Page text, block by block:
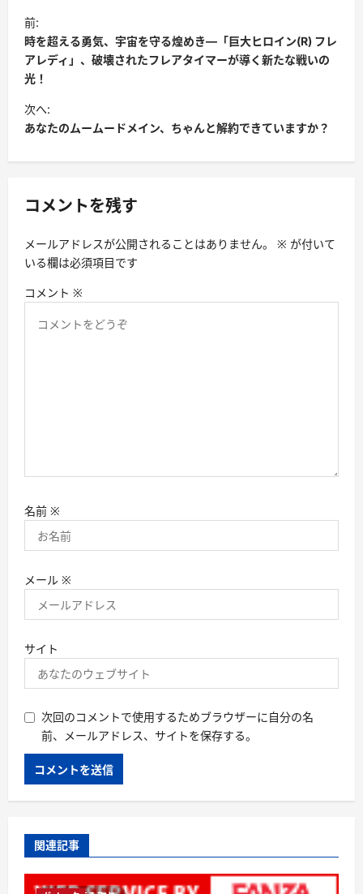
投
稿
ナ
ビ
ゲ
ー
シ
ン
前:
時を超える勇気、宇宙を守る煌めき—「巨大ヒロイン(R) フレ
アレディ」、破壊されたフレアタイマーが導く新たな戦いの
光！
次へ:
あなたのムームードメイン、ちゃんと解約できていますか？
コメントを残す
メールアドレスが公開されることはありません。 ※ が付いて
いる欄は必須項目です
コメント ※
名前 ※
メール ※
サイト
次回のコメントで使用するためブラウザーに自分の名
前、メールアドレス、サイトを保存する。
関連記事